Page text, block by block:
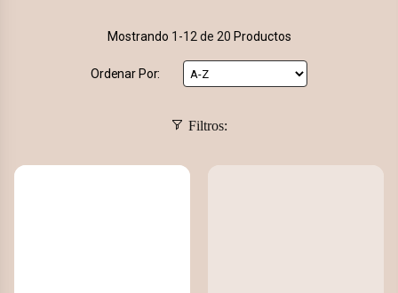
Mostrando 1-12 de 20 Productos
Ordenar Por:
Filtros: